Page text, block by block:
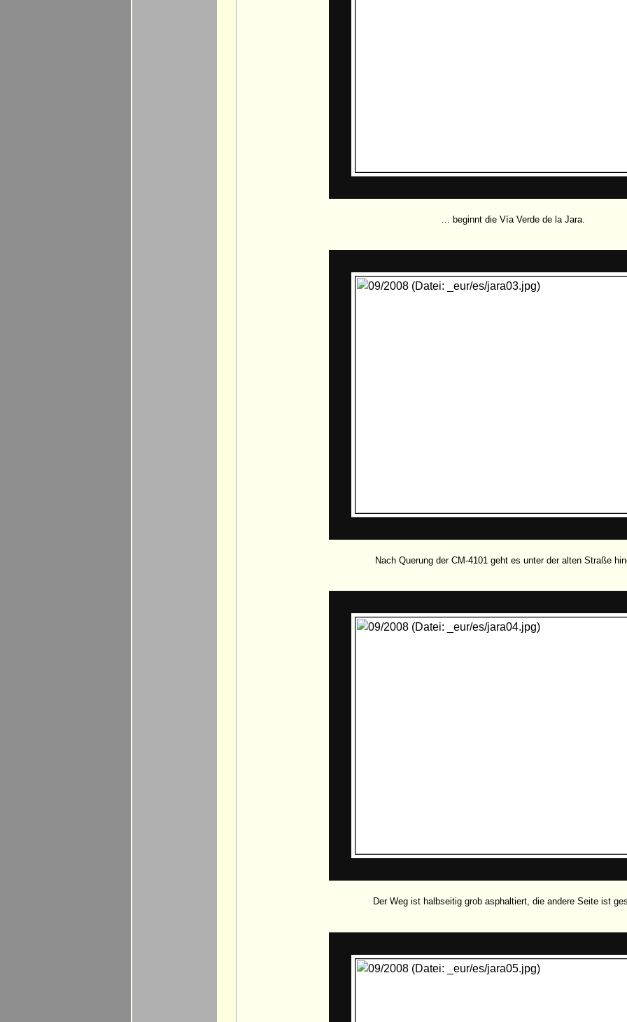
... beginnt die Vía Verde de la Jara.
Nach Querung der CM-4101 geht es unter der alten Straße
Der Weg ist halbseitig grob asphaltiert, die andere Seite ist